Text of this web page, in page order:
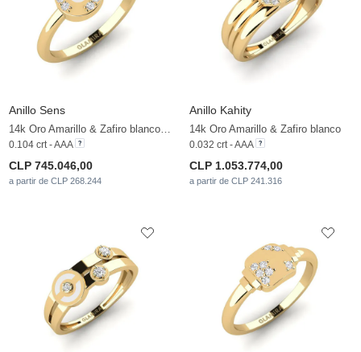
Anillo Sens
14k Oro Amarillo & Zafiro blanco & Circonita
0.104 crt - AAA
CLP 745.046,00
a partir de CLP 268.244
Anillo Kahity
14k Oro Amarillo & Zafiro blanco
0.032 crt - AAA
CLP 1.053.774,00
a partir de CLP 241.316